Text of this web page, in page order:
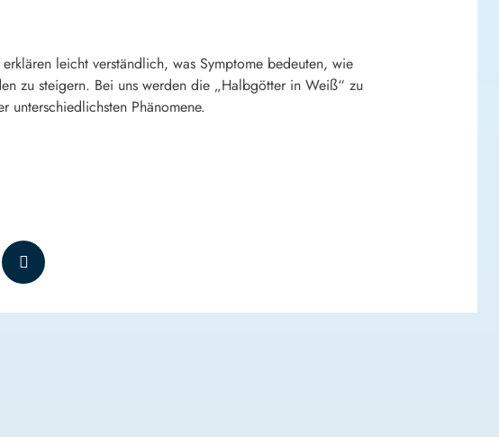
leicht verständlich, was Symptome bedeuten, wie
zu steigern. Bei uns werden die „Halbgötter in Weiß“ zu
unterschiedlichsten Phänomene.